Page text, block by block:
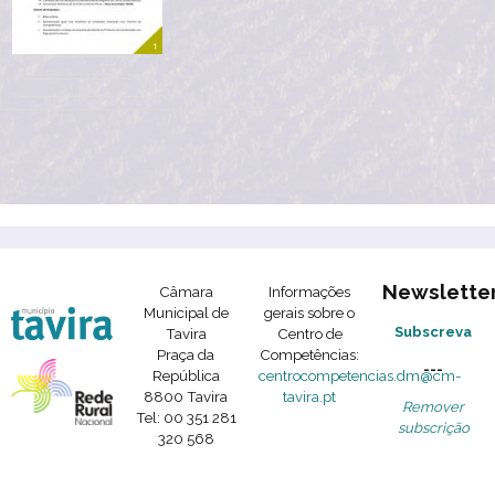
Câmara
Municipal de
Tavira
Praça da
República
8800 Tavira
Tel: 00 351 281
320 568
Informações
gerais sobre o
Centro de
Competências:
centrocompetencias.dm@cm-
tavira.pt
Subscreva
---
Remover
subscrição